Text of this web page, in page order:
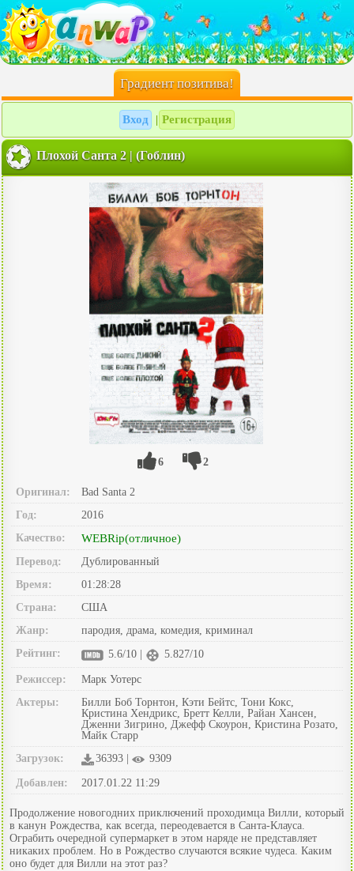
Градиент позитива!
Вход Регистрация
Плохой Санта 2 | (Гоблин)
6 2
Оригинал:
Bad Santa 2
Год:
2016
Качество:
WEBRip(отличное)
Перевод:
Дублированный
Время:
01:28:28
Страна:
США
Жанр:
пародия, драма, комедия, криминал
Рейтинг:
5.6/10 | 5.827/10
Режиссер:
Марк Уотерс
Актеры:
Билли Боб Торнтон, Кэти Бейтс, Тони Кокс,
Кристина Хендрикс, Бретт Келли, Райан Хансен,
Дженни Зигрино, Джефф Скоурон, Кристина Розато,
Майк Старр
Загрузок:
36393 | 9309
Добавлен: 2017.01.22 11:29
Продолжение новогодних приключений проходимца Вилли, который
в канун Рождества, как всегда, переодевается в Санта-Клауса.
Ограбить очередной супермаркет в этом наряде не представляет
никаких проблем. Но в Рождество случаются всякие чудеса. Каким
оно будет для Вилли на этот раз?